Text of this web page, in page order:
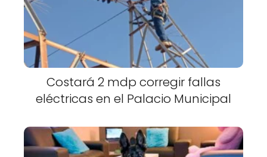
Costará 2 mdp corregir fallas
eléctricas en el Palacio Municipal